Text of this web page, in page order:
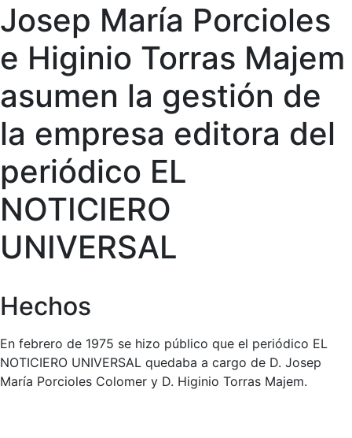
Josep María Porcioles
e Higinio Torras Majem
asumen la gestión de
la empresa editora del
periódico EL
NOTICIERO
UNIVERSAL
Hechos
En febrero de 1975 se hizo público que el periódico EL
NOTICIERO UNIVERSAL quedaba a cargo de D. Josep
María Porcioles Colomer y D. Higinio Torras Majem.